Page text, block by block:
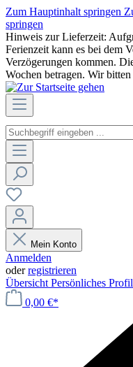
Zum Hauptinhalt springen
springen
Hinweis zur Lieferzeit:
Ferienzeit kann es bei dem
Verzögerungen kommen.
Wochen betragen. Wir
Mein Konto
Anmelden
oderregistrieren
Übersicht Persönliches Profil
0,00 €*